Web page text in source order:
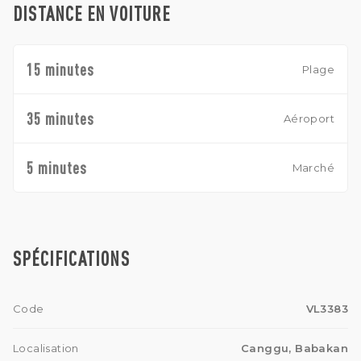
DISTANCE EN VOITURE
15 minutes Plage
35 minutes Aéroport
5 minutes Marché
SPÉCIFICATIONS
Code VL3383
Localisation Canggu, Babakan